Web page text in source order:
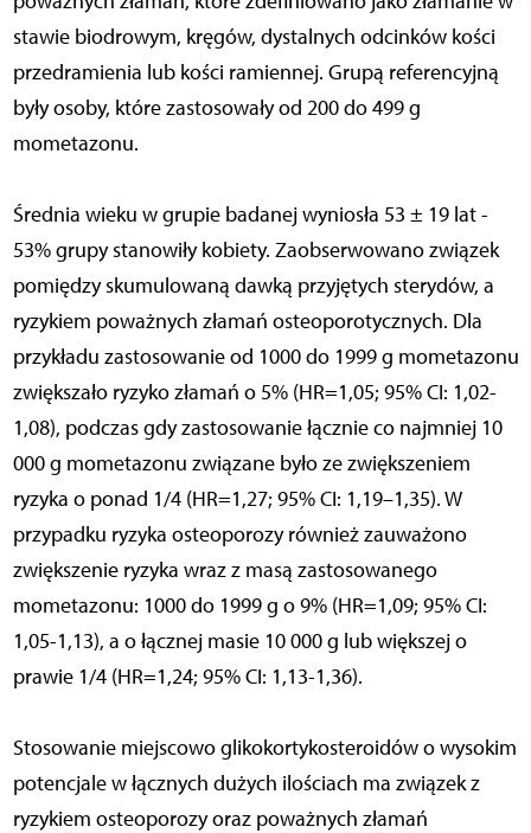
stawie biodrowym, kręgów, dystalnych odcinków kości
przedramienia lub kości ramiennej. Grupą referencyjną
były osoby, które zastosowały od 200 do 499 g
mometazonu.
Średnia wieku w grupie badanej wyniosła 53 ± 19 lat -
53% grupy stanowiły kobiety. Zaobserwowano związek
pomiędzy skumulowaną dawką przyjętych sterydów, a
ryzykiem poważnych złamań osteoporotycznych. Dla
przykładu zastosowanie od 1000 do 1999 g mometazonu
zwiększało ryzyko złamań o 5% (HR=1,05; 95% CI: 1,02-
1,08), podczas gdy zastosowanie łącznie co najmniej 10
000 g mometazonu związane było ze zwiększeniem
ryzyka o ponad 1/4 (HR=1,27; 95% CI: 1,19–1,35). W
przypadku ryzyka osteoporozy również zauważono
zwiększenie ryzyka wraz z masą zastosowanego
mometazonu: 1000 do 1999 g o 9% (HR=1,09; 95% CI:
1,05-1,13), a o łącznej masie 10 000 g lub większej o
prawie 1/4 (HR=1,24; 95% CI: 1,13-1,36).
Stosowanie miejscowo glikokortykosteroidów o wysokim
potencjale w łącznych dużych ilościach ma związek z
ryzykiem osteoporozy oraz poważnych złamań